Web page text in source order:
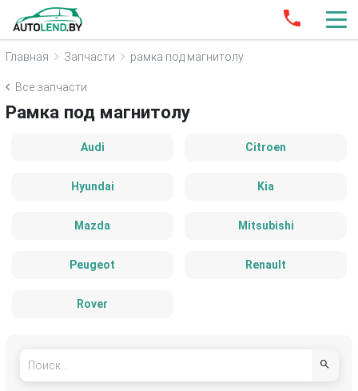
Главная Запчасти рамка под магнитолу
Все запчасти
Рамка под магнитолу
Audi Citroen
Hyundai Kia
Mazda Mitsubishi
Peugeot Renault
Rover